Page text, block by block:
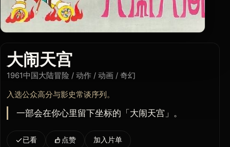
大闹天宫
1961中国大陆冒险 / 动作 / 动画 / 奇幻
入选公众高分与影史常谈序列。
一部会在你心里留下坐标的「大闹天宫」。
已看 点赞 加入片单